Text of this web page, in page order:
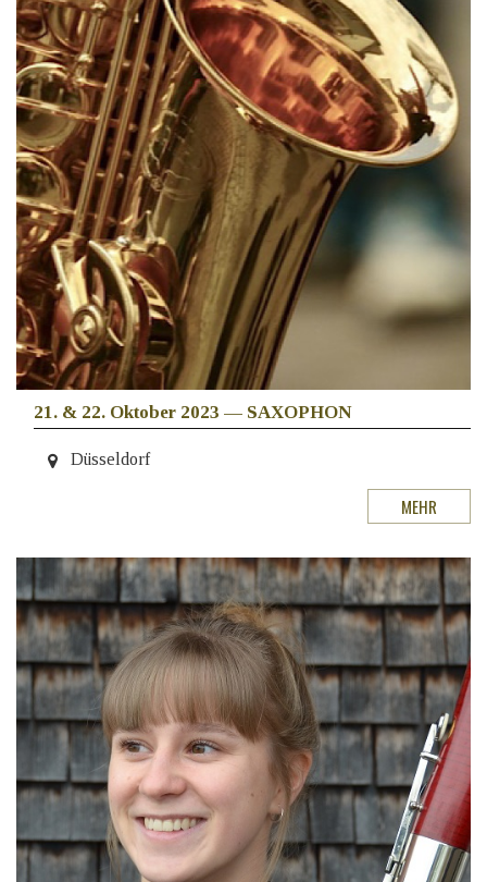
21. & 22. Oktober 2023 — SAXOPHON
Düsseldorf
MEHR